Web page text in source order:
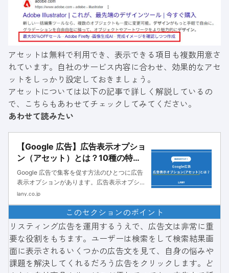
アセットは無料で利用でき、表示できる項目も複数用意さ
れています。自社のサービス内容に合わせ、効果的なアセ
ットをしっかり設定しておきましょう。
アセットについては以下の記事で詳しく解説しているの
で、こちらもあわせてチェックしてみてください。
あわせて読みたい
【Google 広告】広告表示オプショ
ン（アセット）とは？10種の特徴
や文字数規定・設定方法を解説！
Google 広告で集客を促す方法のひとつに広告
表示オプションがあります。広告表示オプショ
ンはリスティング広告に追加で情報を記載でき
像などさまざまな情報を追加できます。広告表
示オプションを利用するこ
lany.co.jp
このセクションのポイント
リスティング広告を運用するうえで、広告文は非常に重
要な役割をもちます。ユーザーは検索をして検索結果画
面に表示されるいくつかの広告文を見て、自身の悩みや
課題を解決してくれるだろう広告をクリックします。ど